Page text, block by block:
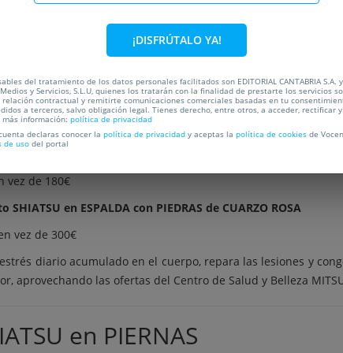
de 168€
en ESPALDA con PIEDRAS de JADE
vez de 280€
en ESPALDA con PIEDRAS de CUARZO ROSA
vez de 76€
en ESPALDA con PIEDRAS de CUARZO ROSA
vez de 180€
en ESPALDA con PIEDRAS de CUARZO ROSA
vez de 300€
diario acumulado en el cuerpo, repara las lesiones y
aprovechando las ofertas del Centro de Salud y Belleza
en PIERNAS
¡DISFRÚTALO YA!
del tratamiento de los datos personales facilitados son EDITORIAL CANTABRIA S.A.
y Servicios, S.L.U, quienes los tratarán con la finalidad de prestarte los servicios
contractual y remitirte comunicaciones comerciales basadas en tu
a terceros, salvo obligación legal. Tienes derecho, entre otros, a acceder, rectificar
información: política de privacidad
declaras conocer la política de privacidad y aceptas la política de cookies de
de uso del portal